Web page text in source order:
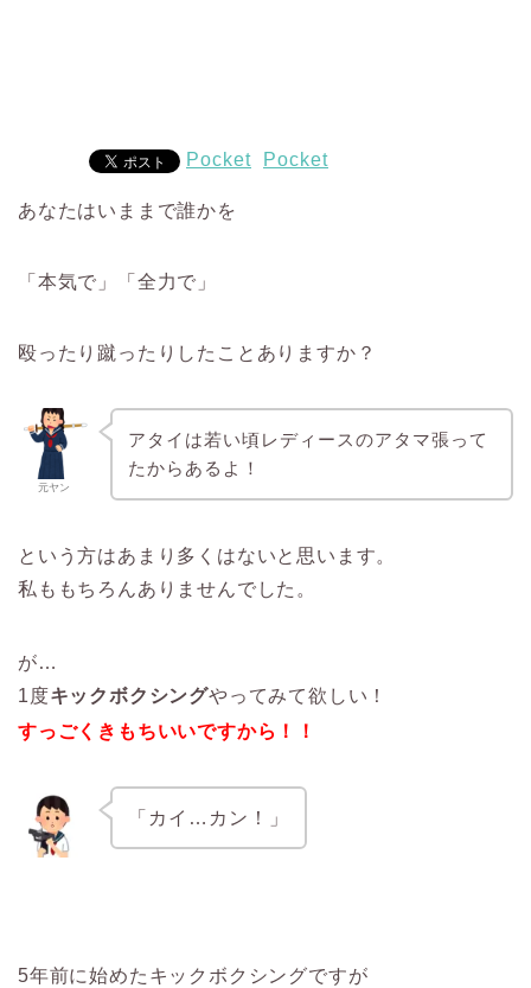
Pocket Pocket
あなたはいままで誰かを
「本気で」「全力で」
殴ったり蹴ったりしたことありますか？
元ヤン
アタイは若い頃レディースのアタマ張って
たからあるよ！
という方はあまり多くはないと思います。
私ももちろんありませんでした。
が…
1 度キックボクシングやってみて欲しい！
すっごくきもちいいですから！！
「カイ … カン！」
5年前に始めたキックボクシングですが